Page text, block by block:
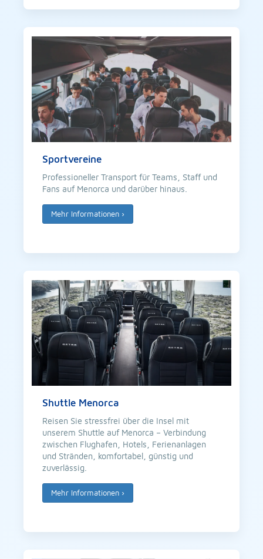
Sportvereine
Professioneller Transport für Teams, Staff und
Fans auf Menorca und darüber hinaus.
Mehr Informationen ›
Shuttle Menorca
Reisen Sie stressfrei über die Insel mit
unserem Shuttle auf Menorca – Verbindung
zwischen Flughafen, Hotels, Ferienanlagen
und Stränden, komfortabel, günstig und
zuverlässig.
Mehr Informationen ›